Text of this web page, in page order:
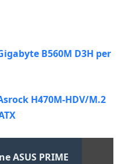
B560M D3H per
H470M-HDV/M.2
ASUS PRIME